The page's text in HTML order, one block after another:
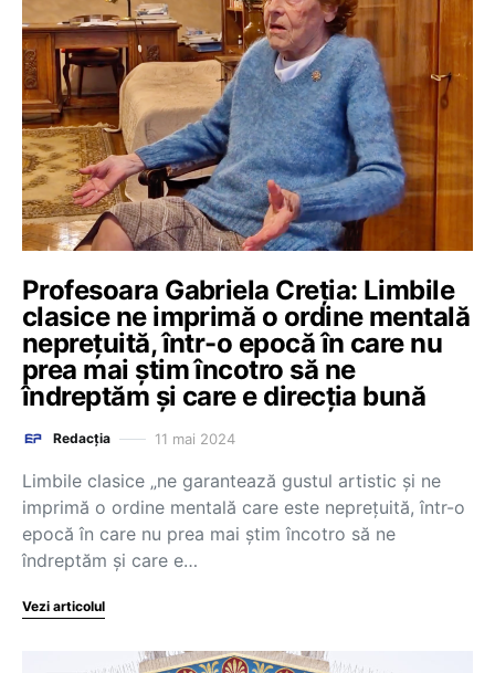
Profesoara Gabriela Creția: Limbile
clasice ne imprimă o ordine mentală
neprețuită, într-o epocă în care nu
prea mai știm încotro să ne
îndreptăm și care e direcția bună
Redacția 11 mai 2024
Limbile clasice „ne garantează gustul artistic și ne
imprimă o ordine mentală care este neprețuită, într-o
epocă în care nu prea mai știm încotro să ne
îndreptăm și care e…
Vezi articolul